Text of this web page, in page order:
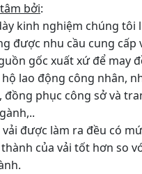
bởi:
kinh nghiệm chúng
được nhu cầu cung cấp
gốc xuất xứ để may
lao động công nhân,
đồng phục công sở và
vải được làm ra đều có
của vải tốt hơn so